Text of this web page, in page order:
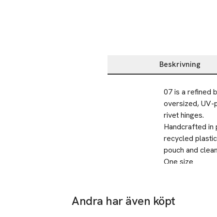
Beskrivning
Beskrivning
07 is a refined
oversized, UV-
rivet hinges.
Handcrafted in
recycled
pouch and
One size
Andra har även köpt